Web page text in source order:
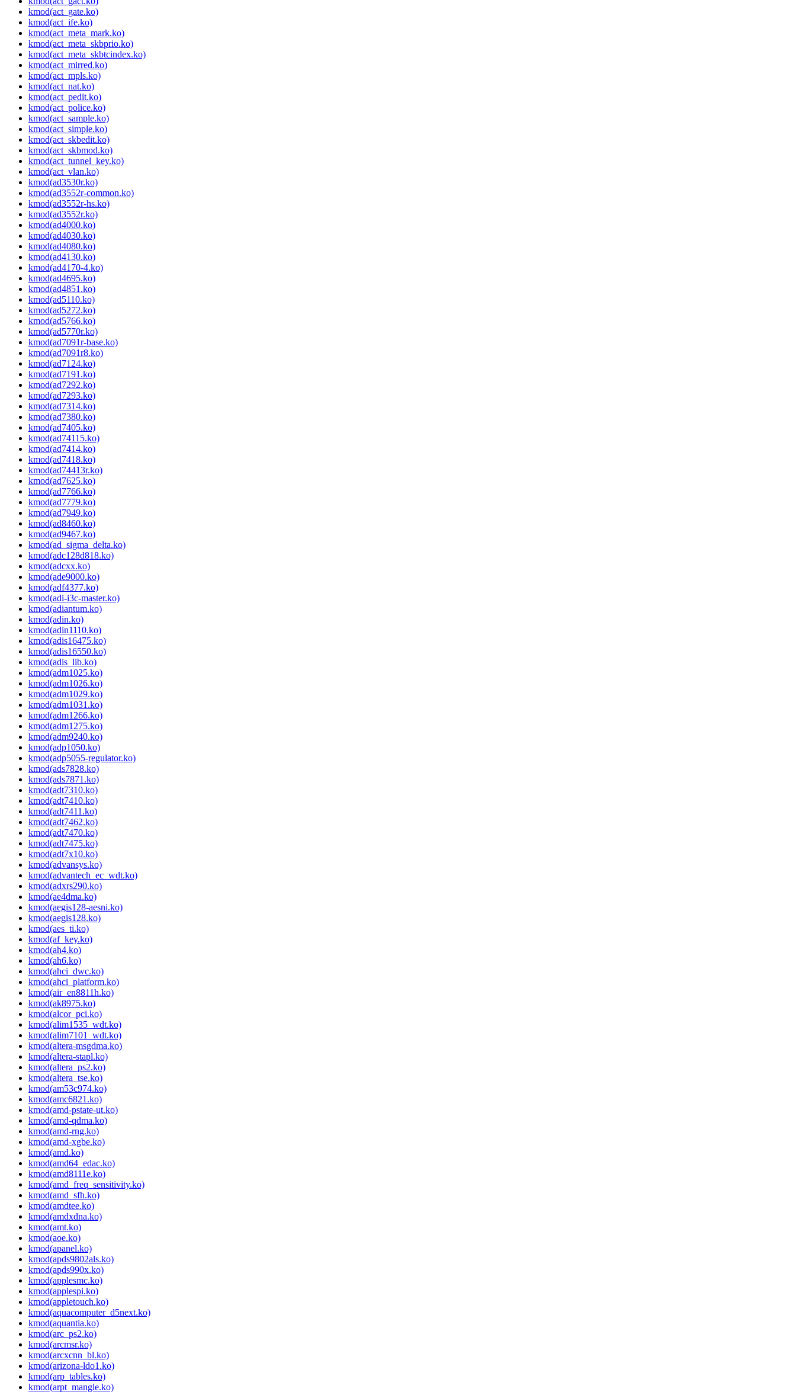
kmod(act_gate.ko)
kmod(act_ife.ko)
kmod(act_meta_mark.ko)
kmod(act_meta_skbprio.ko)
kmod(act_meta_skbtcindex.ko)
kmod(act_mirred.ko)
kmod(act_mpls.ko)
kmod(act_nat.ko)
kmod(act_pedit.ko)
kmod(act_police.ko)
kmod(act_sample.ko)
kmod(act_simple.ko)
kmod(act_skbedit.ko)
kmod(act_skbmod.ko)
kmod(act_tunnel_key.ko)
kmod(act_vlan.ko)
kmod(ad3530r.ko)
kmod(ad3552r-common.ko)
kmod(ad3552r-hs.ko)
kmod(ad3552r.ko)
kmod(ad4000.ko)
kmod(ad4030.ko)
kmod(ad4080.ko)
kmod(ad4130.ko)
kmod(ad4170-4.ko)
kmod(ad4695.ko)
kmod(ad4851.ko)
kmod(ad5110.ko)
kmod(ad5272.ko)
kmod(ad5766.ko)
kmod(ad5770r.ko)
kmod(ad7091r-base.ko)
kmod(ad7091r8.ko)
kmod(ad7124.ko)
kmod(ad7191.ko)
kmod(ad7292.ko)
kmod(ad7293.ko)
kmod(ad7314.ko)
kmod(ad7380.ko)
kmod(ad7405.ko)
kmod(ad74115.ko)
kmod(ad7414.ko)
kmod(ad7418.ko)
kmod(ad74413r.ko)
kmod(ad7625.ko)
kmod(ad7766.ko)
kmod(ad7779.ko)
kmod(ad7949.ko)
kmod(ad8460.ko)
kmod(ad9467.ko)
kmod(ad_sigma_delta.ko)
kmod(adc128d818.ko)
kmod(adcxx.ko)
kmod(ade9000.ko)
kmod(adf4377.ko)
kmod(adi-i3c-master.ko)
kmod(adiantum.ko)
kmod(adin.ko)
kmod(adin1110.ko)
kmod(adis16475.ko)
kmod(adis16550.ko)
kmod(adis_lib.ko)
kmod(adm1025.ko)
kmod(adm1026.ko)
kmod(adm1029.ko)
kmod(adm1031.ko)
kmod(adm1266.ko)
kmod(adm1275.ko)
kmod(adm9240.ko)
kmod(adp1050.ko)
kmod(adp5055-regulator.ko)
kmod(ads7828.ko)
kmod(ads7871.ko)
kmod(adt7310.ko)
kmod(adt7410.ko)
kmod(adt7411.ko)
kmod(adt7462.ko)
kmod(adt7470.ko)
kmod(adt7475.ko)
kmod(adt7x10.ko)
kmod(advansys.ko)
kmod(advantech_ec_wdt.ko)
kmod(adxrs290.ko)
kmod(ae4dma.ko)
kmod(aegis128-aesni.ko)
kmod(aegis128.ko)
kmod(aes_ti.ko)
kmod(af_key.ko)
kmod(ah4.ko)
kmod(ah6.ko)
kmod(ahci_dwc.ko)
kmod(ahci_platform.ko)
kmod(air_en8811h.ko)
kmod(ak8975.ko)
kmod(alcor_pci.ko)
kmod(alim1535_wdt.ko)
kmod(alim7101_wdt.ko)
kmod(altera-msgdma.ko)
kmod(altera-stapl.ko)
kmod(altera_ps2.ko)
kmod(altera_tse.ko)
kmod(am53c974.ko)
kmod(amc6821.ko)
kmod(amd-pstate-ut.ko)
kmod(amd-qdma.ko)
kmod(amd-rng.ko)
kmod(amd-xgbe.ko)
kmod(amd.ko)
kmod(amd64_edac.ko)
kmod(amd8111e.ko)
kmod(amd_freq_sensitivity.ko)
kmod(amd_sfh.ko)
kmod(amdtee.ko)
kmod(amdxdna.ko)
kmod(amt.ko)
kmod(aoe.ko)
kmod(apanel.ko)
kmod(apds9802als.ko)
kmod(apds990x.ko)
kmod(applesmc.ko)
kmod(applespi.ko)
kmod(appletouch.ko)
kmod(aquacomputer_d5next.ko)
kmod(aquantia.ko)
kmod(arc_ps2.ko)
kmod(arcmsr.ko)
kmod(arcxcnn_bl.ko)
kmod(arizona-ldo1.ko)
kmod(arp_tables.ko)
kmod(arpt_mangle.ko)